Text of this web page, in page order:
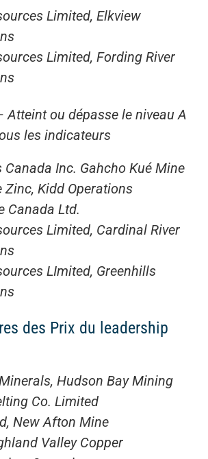
Limited, Elkview
Limited, Fording River
Atteint ou dépasse le niveau A
les indicateurs
Canada Inc. Gahcho Kué Mine
Zinc, Kidd Operations
Canada Ltd.
Limited, Cardinal River
LImited, Greenhills
des Prix du leadership
Hudson Bay Mining
Co. Limited
New Afton Mine
Valley Copper